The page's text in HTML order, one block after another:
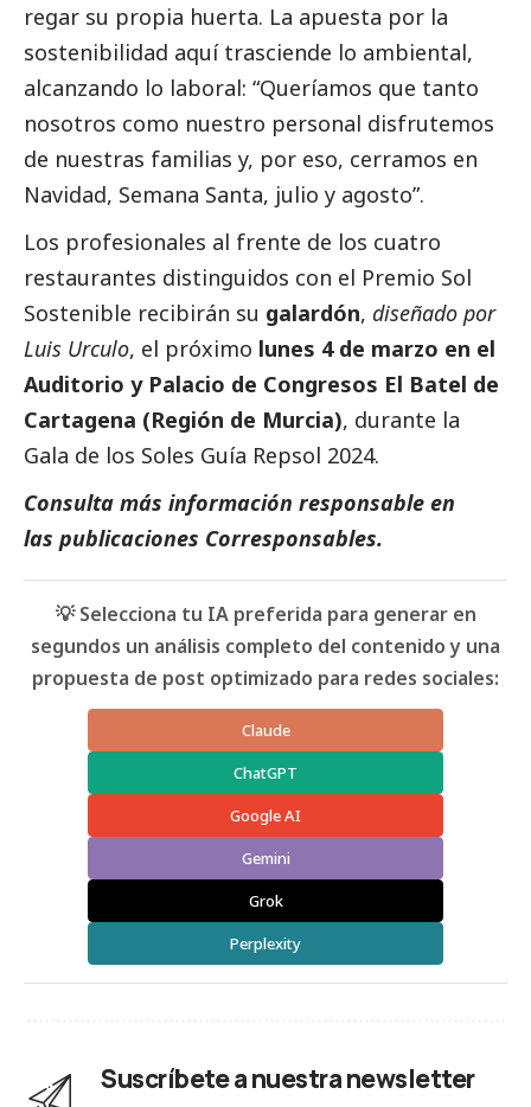
regar su propia huerta. La apuesta por la
sostenibilidad aquí trasciende lo ambiental,
alcanzando lo laboral: “Queríamos que tanto
nosotros como nuestro personal disfrutemos
de nuestras familias y, por eso, cerramos en
Navidad, Semana Santa, julio y agosto”.
Los profesionales al frente de los cuatro
restaurantes distinguidos con el Premio Sol
Sostenible recibirán su galardón, diseñado por
Luis Urculo, el próximo lunes 4 de marzo en el
Auditorio y Palacio de Congresos El Batel de
Cartagena (Región de Murcia), durante la
Gala de los Soles Guía Repsol 2024.
Consulta más información responsable en
las publicaciones Corresponsables.
💡 Selecciona tu IA preferida para generar en
segundos un análisis completo del contenido y una
propuesta de post optimizado para redes sociales:
Claude
ChatGPT
Google AI
Gemini
Grok
Perplexity
Suscríbete a nuestra newsletter